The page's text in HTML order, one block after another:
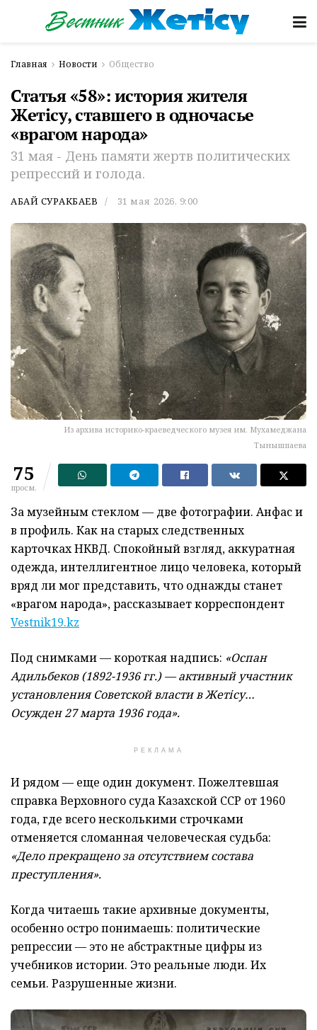
Главная Новости Общество
Статья «58»: история жителя
Жетiсу, ставшего в одночасье
«врагом народа»
31 мая - День памяти жертв политических
репрессий и голода.
АБАЙ СУРАКБАЕВ 31 мая 2026, 9:00
Из архива историко-краеведческого музея им. Мухамеджана
Тынышпаева
75
просм.
За музейным стеклом — две фотографии. Анфас и
в профиль. Как на старых следственных
карточках НКВД. Спокойный взгляд, аккуратная
одежда, интеллигентное лицо человека, который
вряд ли мог представить, что однажды станет
«врагом народа», рассказывает корреспондент
Vestnik19.kz
Под снимками — короткая надпись: «Оспан
Адильбеков (1892-1936 гг.) — активный участник
установления Советской власти в Жетісу…
Осужден 27 марта 1936 года».
РЕКЛАМА
И рядом — еще один документ. Пожелтевшая
справка Верховного суда Казахской ССР от 1960
года, где всего несколькими строчками
отменяется сломанная человеческая судьба:
«Дело прекращено за отсутствием состава
преступления».
Когда читаешь такие архивные документы,
особенно остро понимаешь: политические
репрессии — это не абстрактные цифры из
учебников истории. Это реальные люди. Их
семьи. Разрушенные жизни.